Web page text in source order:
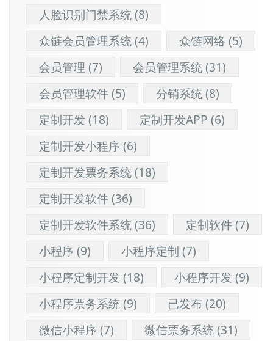
人脸识别门禁系统(8)
众链会员管理系统(4) 众链网络 (5)
会员管理 (7) 会员管理系统(31)
会员管理软件(5) 分销系统(8)
定制开发 (18) 定制开发APP (6)
定制开发小程序(6)
定制开发票务系统(18)
定制开发软件(36)
定制开发软件系统(36) 定制软件(7)
小程序(9) 小程序定制 (7)
小程序定制开发 (18) 小程序开发 (9)
小程序票务系统(9) 已发布(20)
微信小程序(7) 微信票务系统(31)